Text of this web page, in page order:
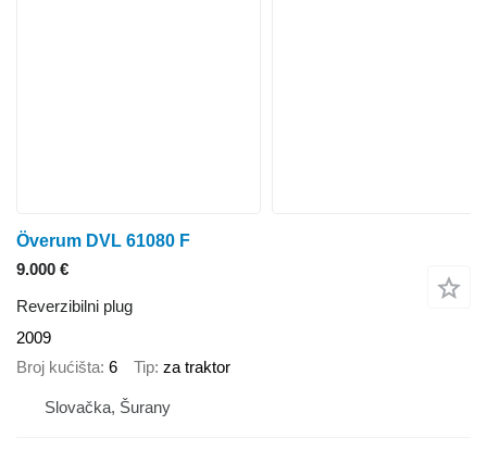
Överum DVL 61080 F
9.000 €
Reverzibilni plug
2009
Broj kućišta 6 Tip za traktor
Slovačka, Šurany